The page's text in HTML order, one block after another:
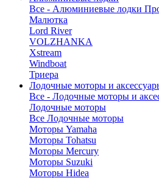
Все - Алюминиевые лодки
Малютка
Lord River
VOLZHANKA
Xstream
Windboat
Триера
Лодочные моторы и
Все - Лодочные моторы и
Лодочные моторы
Все Лодочные моторы
Моторы Yamaha
Моторы Tohatsu
Моторы Mercury
Моторы Suzuki
Моторы Hidea